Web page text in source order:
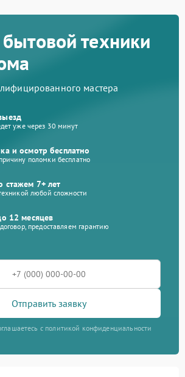
техники
мастера
уже через 30 минут
и осмотр бесплатно
поломки бесплатно
стажем 7+ лет
любой сложности
12 месяцев
предоставляем гарантию
Отправить заявку
с политикой конфиденциальности